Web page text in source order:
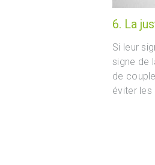
6. La
Si leur
signe de
de
éviter